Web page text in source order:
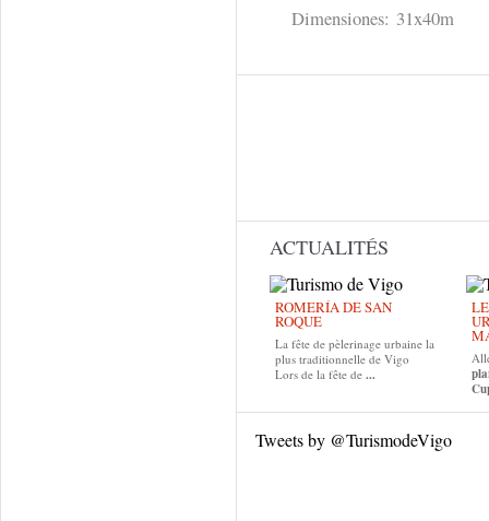
Dimensiones: 31x40m
ACTUALITÉS
ROMERÍA DE SAN
ROQUE
La fête de pèlerinage urbaine la
plus traditionnelle de Vigo
Lors de la fête de ...
Tweets by @TurismodeVigo